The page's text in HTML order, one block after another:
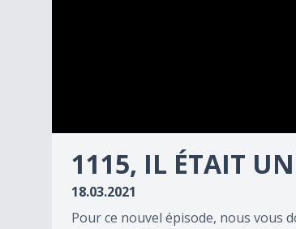
seconds
minutes,
90%
1115, IL ÉTAIT
18.03.2021
Pour ce nouvel épisode, nous vous